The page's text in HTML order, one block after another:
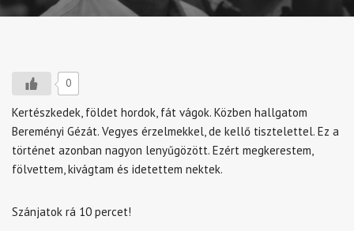
0
Kertészkedek, földet hordok, fát vágok. Közben hallgatom
Bereményi Gézát. Vegyes érzelmekkel, de kellő tisztelettel. Ez a
történet azonban nagyon lenyűgözött. Ezért megkerestem,
fölvettem, kivágtam és idetettem nektek.
Szánjatok rá 10 percet!